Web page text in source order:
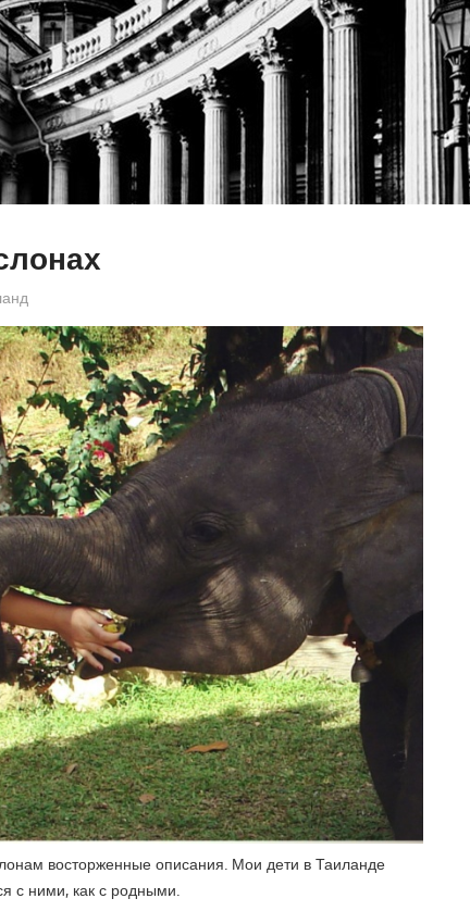
восторженные описания. Мои дети в Таиланде
с ними, как с родными.